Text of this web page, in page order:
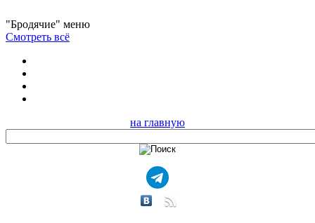
"Бродячие" меню
Смотреть всё
на главную